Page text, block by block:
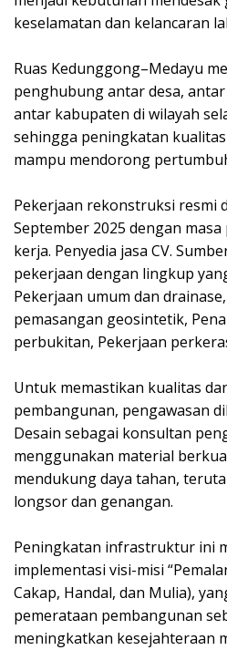
keselamatan dan kelancaran
Ruas Kedunggong–Medayu
penghubung antar desa,
antar kabupaten di wilayah
sehingga peningkatan
mampu mendorong
Pekerjaan rekonstruksi resmi
September 2025 dengan
kerja. Penyedia jasa CV.
pekerjaan dengan lingkup
Pekerjaan umum dan
pemasangan geosintetik,
perbukitan, Pekerjaan
Untuk memastikan kualitas
pembangunan, pengawasan
Desain sebagai konsultan
menggunakan material
mendukung daya tahan,
longsor dan genangan.
Peningkatan infrastruktur ini
implementasi visi-misi
Cakap, Handal, dan Mulia),
pemerataan pembangunan
meningkatkan kesejahteraan